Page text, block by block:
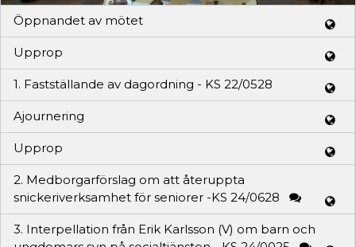
Öppnandet av mötet
Upprop
1. Fastställande av dagordning - KS 22/0528
Ajournering
Upprop
2. Medborgarförslag om att återuppta
snickeriverksamhet för seniorer -KS 24/0628
3. Interpellation från Erik Karlsson (V) om barn och